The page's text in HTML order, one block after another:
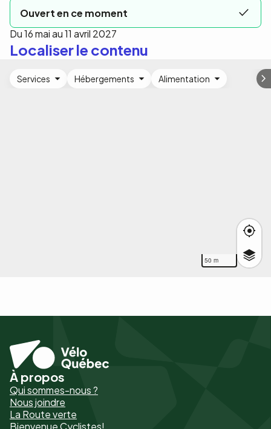
Ouvert en ce moment
Du 16 mai au 11 avril 2027
Localiser le contenu
50 m
Services Hébergements Alimentation
Pied
de
page
À propos
Qui sommes-nous ?
Nous joindre
La Route verte
Bienvenue Cyclistes!